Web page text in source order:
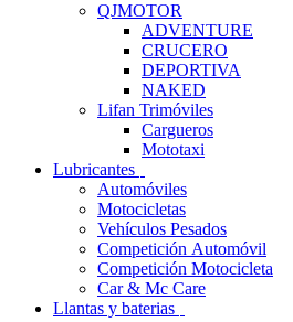
QJMOTOR
ADVENTURE
CRUCERO
DEPORTIVA
NAKED
Lifan Trimóviles
Cargueros
Mototaxi
Lubricantes
Automóviles
Motocicletas
Vehículos Pesados
Competición Automóvil
Competición Motocicleta
Car & Mc Care
Llantas y baterias